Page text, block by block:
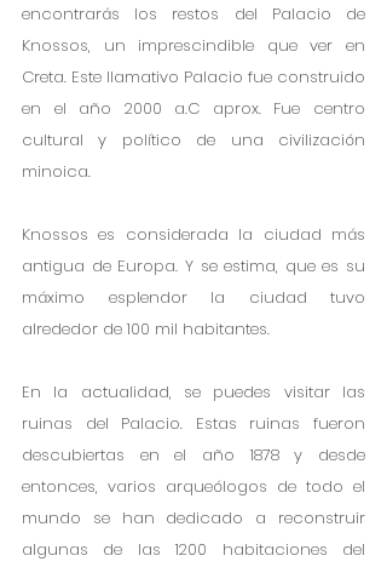
encontrarás los restos del Palacio de
Knossos, un imprescindible que ver en
Creta. Este llamativo Palacio fue construido
en el año 2000 a.C aprox. Fue centro
cultural y político de una civilización
minoica.
Knossos es considerada la ciudad más
antigua de Europa. Y se estima, que es su
máximo esplendor la ciudad tuvo
alrededor de 100 mil habitantes.
En la actualidad, se puedes visitar las
ruinas del Palacio. Estas ruinas fueron
descubiertas en el año 1878 y desde
entonces, varios arqueólogos de todo el
mundo se han dedicado a reconstruir
algunas de las 1200 habitaciones del